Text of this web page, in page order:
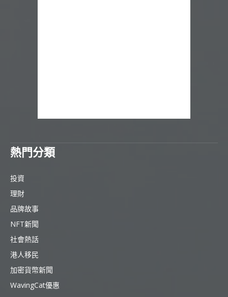
熱門分類
投資
理財
品牌故事
NFT新聞
社會熱話
港人移民
加密貨幣新聞
WavingCat優惠